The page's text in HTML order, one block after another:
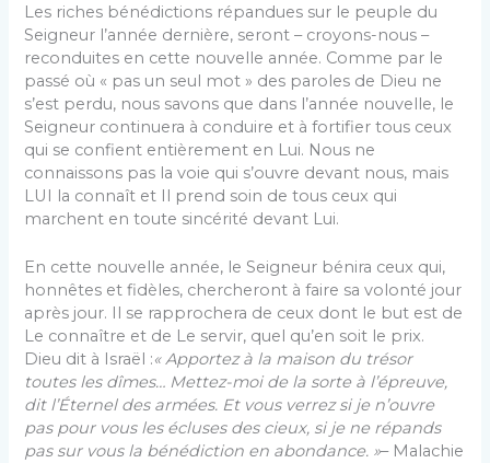
Les riches bénédictions répandues sur le peuple du
Seigneur l’année dernière, seront – croyons-nous –
reconduites en cette nouvelle année. Comme par le
passé où « pas un seul mot » des paroles de Dieu ne
s’est perdu, nous savons que dans l’année nouvelle, le
Seigneur continuera à conduire et à fortifier tous ceux
qui se confient entièrement en Lui. Nous ne
connaissons pas la voie qui s’ouvre devant nous, mais
LUI la connaît et Il prend soin de tous ceux qui
marchent en toute sincérité devant Lui.
En cette nouvelle année, le Seigneur bénira ceux qui,
honnêtes et fidèles, chercheront à faire sa volonté jour
après jour. Il se rapprochera de ceux dont le but est de
Le connaître et de Le servir, quel qu’en soit le prix.
Dieu dit à Israël :« Apportez à la maison du trésor
toutes les dîmes… Mettez-moi de la sorte à l’épreuve,
dit l’Éternel des armées. Et vous verrez si je n’ouvre
pas pour vous les écluses des cieux, si je ne répands
pas sur vous la bénédiction en abondance. »– Malachie